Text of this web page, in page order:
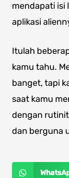
mendapati isi
aplikasi
Itulah
kamu tahu.
banget, tapi
saat kamu
dengan
dan berguna